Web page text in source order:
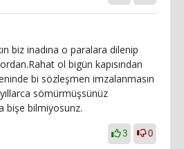
biz inadına o paralara dilenip
ol bigün kapısından
bi sözleşmen imzalanmasın
sömürmüşsünüz
bişe bilmiyosunz.
3 0